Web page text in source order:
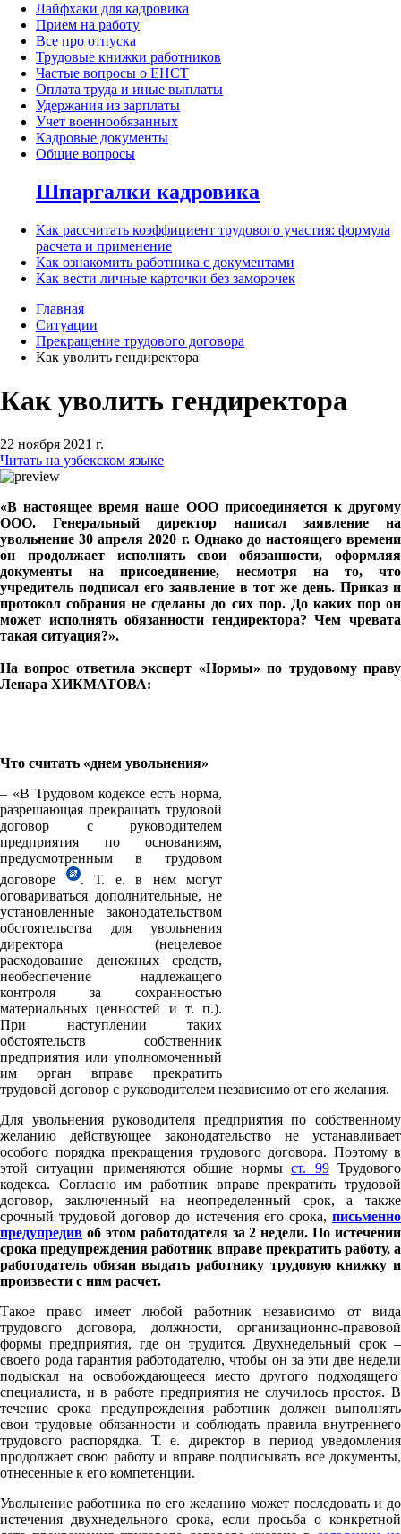
Лайфхаки для кадровика
Прием на работу
Все про отпуска
Трудовые книжки работников
Частые вопросы о ЕНСТ
Оплата труда и иные выплаты
Удержания из зарплаты
Учет военнообязанных
Кадровые документы
Общие вопросы
Шпаргалки кадровика
Как рассчитать коэффициент трудового участия: формула
расчета и применение
Как ознакомить работника с документами
Как вести личные карточки без заморочек
Главная
Ситуации
Прекращение трудового договора
Как уволить гендиректора
Как уволить гендиректора
22 ноября 2021 г.
Читать на узбекском языке
«В настоящее время наше ООО присоединяется к другому
ООО. Генеральный директор написал заявление на
увольнение 30 апреля 2020 г. Однако до настоящего времени
он продолжает исполнять свои обязанности, оформляя
документы на присоединение, несмотря на то, что
учредитель подписал его заявление в тот же день. Приказ и
протокол собрания не сделаны до сих пор. До каких пор он
может исполнять обязанности гендиректора? Чем чревата
такая ситуация?».
На вопрос ответила эксперт «Нормы» по трудовому праву
Ленара ХИКМАТОВА:
Что считать «днем увольнения»
– «В Трудовом кодексе есть норма,
разрешающая прекращать трудовой
договор с руководителем
предприятия по основаниям,
предусмотренным в трудовом
договоре
. Т. е. в нем могут
оговариваться дополнительные, не
установленные законодательством
обстоятельства для увольнения
директора (нецелевое
расходование денежных средств,
необеспечение надлежащего
контроля за сохранностью
материальных ценностей и т. п.).
При наступлении таких
обстоятельств собственник
предприятия или уполномоченный
им орган вправе прекратить
трудовой договор с руководителем независимо от его желания.
Для увольнения руководителя предприятия по собственному
желанию действующее законодательство не устанавливает
особого порядка прекращения трудового договора. Поэтому в
этой ситуации применяются общие нормыст. 99Трудового
кодекса. Согласно им работник вправе прекратить трудовой
договор, заключенный на неопределенный срок, а также
срочный трудовой договор до истечения его срока, письменно
предупредив об этом работодателя за 2 недели. По истечении
срока предупреждения работник вправе прекратить работу, а
работодатель обязан выдать работнику трудовую книжку и
произвести с ним расчет.
Такое право имеет любой работник независимо от вида
трудового договора, должности, организационно-правовой
формы предприятия, где он трудится. Двухнедельный срок –
своего рода гарантия работодателю, чтобы он за эти две недели
подыскал на освобождающееся место другого подходящего
специалиста, и в работе предприятия не случилось простоя. В
течение срока предупреждения работник должен выполнять
свои трудовые обязанности и соблюдать правила внутреннего
трудового распорядка. Т. е. директор в период уведомления
продолжает свою работу и вправе подписывать все документы,
отнесенные к его компетенции.
Увольнение работника по его желанию может последовать и до
истечения двухнедельного срока, если просьба о конкретной